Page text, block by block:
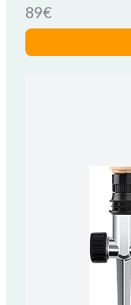
Rembobinage
89€